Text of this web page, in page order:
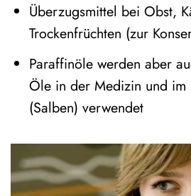
Überzugsmittel bei Obst,
Trockenfrüchten (zur
Paraffinöle werden aber
Öle in der Medizin und im
(Salben) verwendet